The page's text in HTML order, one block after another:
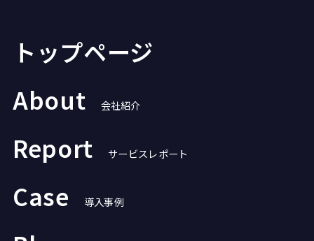
トップページ
About
会社紹介
Report サービスレポート
Case 導入事例